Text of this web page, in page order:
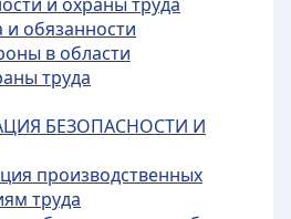
и обязанности
в области
труда
БЕЗОПАСНОСТИ И
производственных
труда